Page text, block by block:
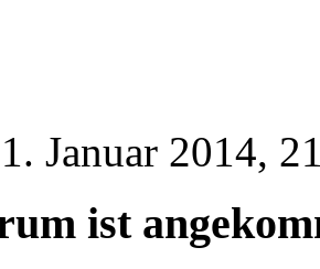
Januar 2014,
ist